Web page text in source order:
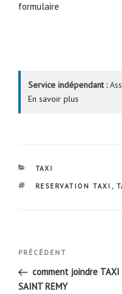
formulaire
Service indépendant :
En savoir plus
CATÉGORIES
TAXI
ÉTIQUETTES
RESERVATION TAXI ,
Navigation
l’article
Article
précédent
PRÉCÉDENT
comment joindre TAXI
SAINT REMY